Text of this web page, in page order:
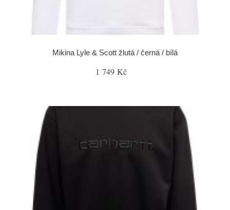
Mikina Lyle & Scott žlutá / černá / bílá
1 749 Kč